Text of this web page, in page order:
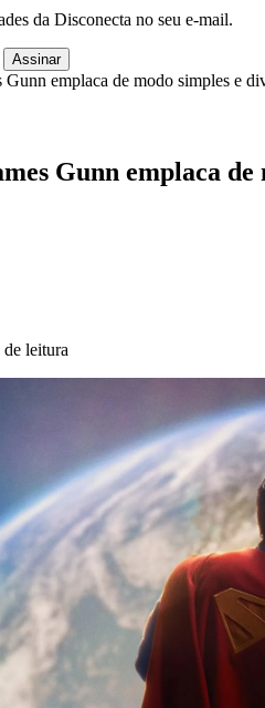
da Disconecta no seu e-mail.
Assinar
Gunn emplaca de modo simples e
Gunn emplaca
leitura